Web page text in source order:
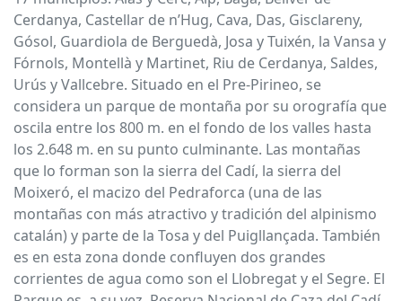
Cerdanya, Castellar de n’Hug, Cava, Das, Gisclareny,
Gósol, Guardiola de Berguedà, Josa y Tuixén, la Vansa y
Fórnols, Montellà y Martinet, Riu de Cerdanya, Saldes,
Urús y Vallcebre. Situado en el Pre-Pirineo, se
considera un parque de montaña por su orografía que
oscila entre los 800 m. en el fondo de los valles hasta
los 2.648 m. en su punto culminante. Las montañas
que lo forman son la sierra del Cadí, la sierra del
Moixeró, el macizo del Pedraforca (una de las
montañas con más atractivo y tradición del alpinismo
catalán) y parte de la Tosa y del Puigllançada. También
es en esta zona donde confluyen dos grandes
corrientes de agua como son el Llobregat y el Segre. El